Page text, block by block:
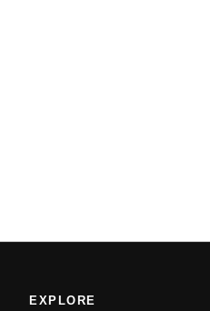
EXPLORE